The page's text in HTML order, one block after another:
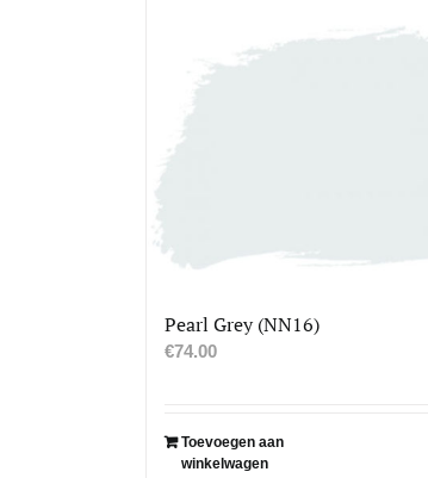
Pearl Grey (NN16)
€74.00
Toevoegen aan
winkelwagen